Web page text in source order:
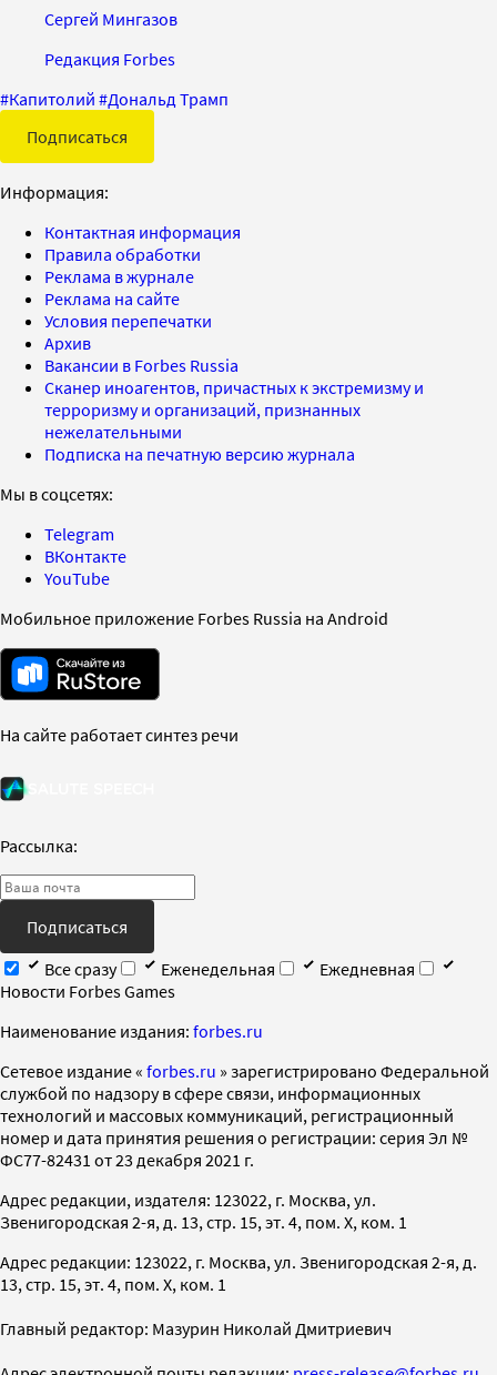
Сергей Мингазов
Редакция Forbes
#Капитолий #Дональд Трамп
Подписаться
Информация:
Контактная информация
Правила обработки
Реклама в журнале
Реклама на сайте
Условия перепечатки
Архив
Вакансии в Forbes Russia
Сканер иноагентов, причастных к экстремизму и
терроризму и организаций, признанных
нежелательными
Подписка на печатную версию журнала
Мы в соцсетях:
Telegram
ВКонтакте
YouTube
Мобильное приложение Forbes Russia на Android
На сайте работает синтез речи
Рассылка:
Подписаться
Все сразу
Еженедельная
Ежедневная
Новости Forbes Games
Наименование издания: forbes.ru
Cетевое издание « forbes.ru » зарегистрировано Федеральной
службой по надзору в сфере связи, информационных
технологий и массовых коммуникаций, регистрационный
номер и дата принятия решения о регистрации: серия Эл №
ФС77-82431 от 23 декабря 2021 г.
Адрес редакции, издателя: 123022, г. Москва, ул.
Звенигородская 2-я, д. 13, стр. 15, эт. 4, пом. X, ком. 1
Адрес редакции: 123022, г. Москва, ул. Звенигородская 2-я, д.
13, стр. 15, эт. 4, пом. X, ком. 1
Главный редактор: Мазурин Николай Дмитриевич